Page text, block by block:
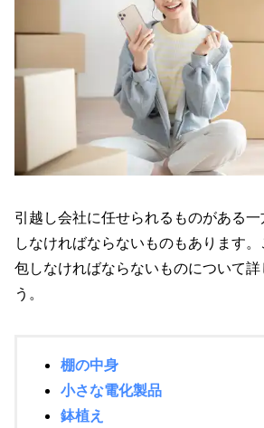
引越し会社に任せられるものがある
しなければならないものもあります
包しなければならないものについて詳
う。
棚の中身
小さな電化製品
鉢植え